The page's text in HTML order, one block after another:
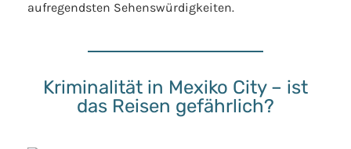
aufregendsten Sehenswürdigkeiten.
Kriminalität in Mexiko City – ist
das Reisen gefährlich?